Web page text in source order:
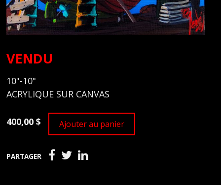
VENDU
10"-10"
ACRYLIQUE SUR CANVAS
400,00 $ Ajouter au panier
PARTAGER